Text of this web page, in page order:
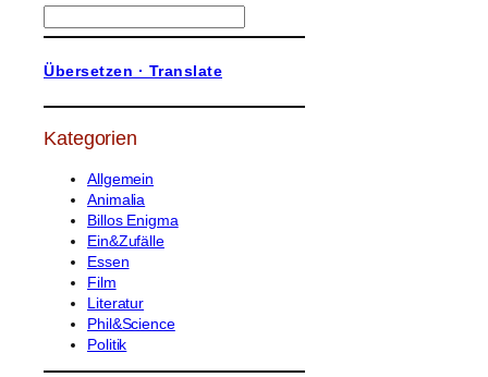
u
h
Übersetzen · Translate
Kategorien
Allgemein
Animalia
Billos Enigma
Ein&Zufälle
Essen
Film
Literatur
Phil&Science
Politik